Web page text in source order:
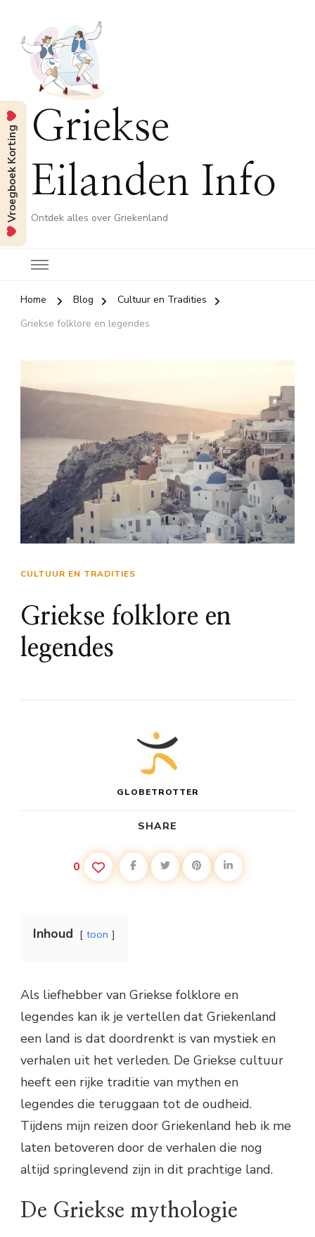
Griekse
Eilanden Info
Ontdek alles over Griekenland
Home Blog
Cultuur en Tradities
Griekse folklore en legendes
CULTUUR EN TRADITIES
Griekse folklore en
legendes
GLOBETROTTER
SHARE
0
Inhoud toon
Als liefhebber van Griekse folklore en
legendes kan ik je vertellen dat Griekenland
een land is dat doordrenkt is van mystiek en
verhalen uit het verleden. De Griekse cultuur
heeft een rijke traditie van mythen en
legendes die teruggaan tot de oudheid.
Tijdens mijn reizen door Griekenland heb ik me
laten betoveren door de verhalen die nog
altijd springlevend zijn in dit prachtige land.
De Griekse mythologie
Vroegboek Korting